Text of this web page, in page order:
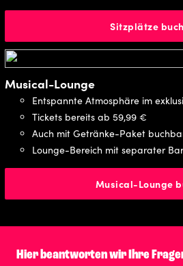
Sitzplätze
Musical-Lounge
Entspannte Atmosphäre im
Tickets bereits ab 59,99 €
Auch mit Getränke-Paket
Lounge-Bereich mit separater
Musical-Lounge
Hier beantworten wir Ihre